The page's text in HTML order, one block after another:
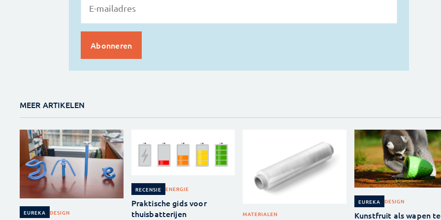
MEER ARTIKELEN
EUREKA DESIGN
RECENSIE ENERGIE
Praktische gids voor
thuisbatterijen
MATERIALEN
EUREKA DESIGN
Kunstfruit als wapen